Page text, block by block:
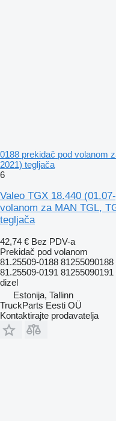
0188 prekidač pod volanom
2021) tegljača
6
Valeo TGX 18.440
volanom za MAN TGL,
tegljača
42,74 € Bez PDV-a
Prekidač pod volanom
81.25509-0188
81.25509-0191
dizel
Estonija, Tallinn
TruckParts Eesti OÜ
Kontaktirajte prodavatelja